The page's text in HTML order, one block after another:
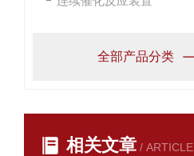
全部产品分类
相关文章 / ARTICLE